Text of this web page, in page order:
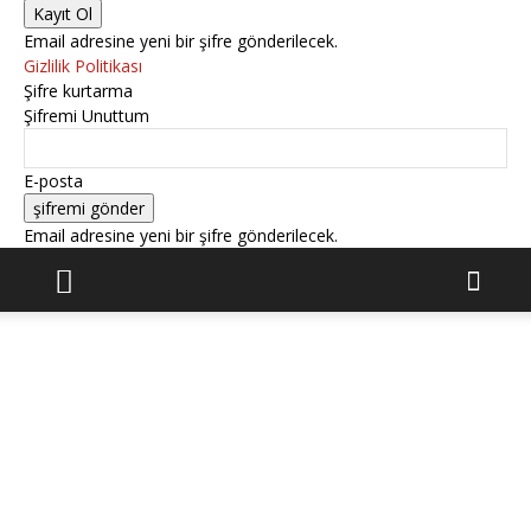
Email adresine yeni bir şifre gönderilecek.
Gizlilik Politikası
Şifre kurtarma
Şifremi Unuttum
E-posta
Email adresine yeni bir şifre gönderilecek.